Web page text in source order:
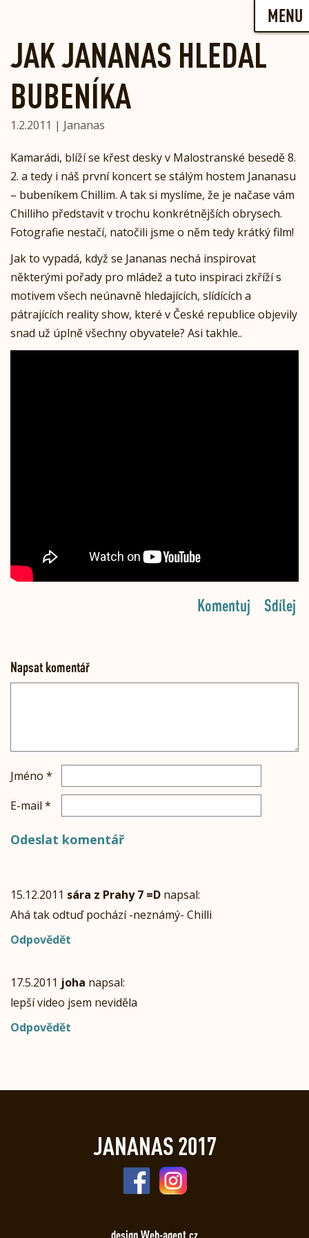
MENU
JAK JANANAS HLEDAL
BUBENÍKA
1.2.2011 | Jananas
Kamarádi, blíží se křest desky v Malostranské besedě 8.
2. a tedy i náš první koncert se stálým hostem Jananasu
– bubeníkem Chillim. A tak si myslíme, že je načase vám
Chilliho představit v trochu konkrétnějších obrysech.
Fotografie nestačí, natočili jsme o něm tedy krátký film!
Jak to vypadá, když se Jananas nechá inspirovat
některými pořady pro mládež a tuto inspiraci zkříží s
motivem všech neúnavně hledajících, slídících a
pátrajících reality show, které v České republice objevily
snad už úplně všechny obyvatele? Asi takhle..
Sdílej
Komentuj
Napsat komentář
Jméno *
E-mail *
15.12.2011 sára z Prahy 7 =D napsal:
Ahá tak odtuď pochází -neznámý- Chilli
Odpovědět
17.5.2011 joha napsal:
lepší video jsem neviděla
Odpovědět
JANANAS 2017
design Web-agent.cz